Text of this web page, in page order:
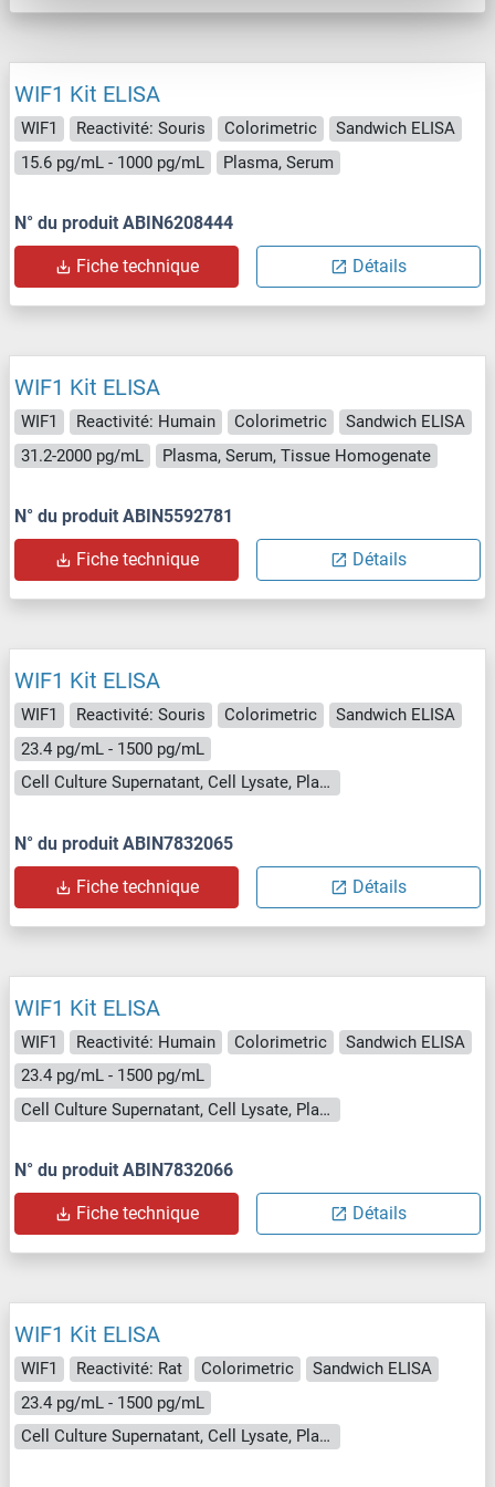
WIF1 Kit ELISA
WIF1 Reactivité: Souris Colorimetric
Sandwich ELISA
15.6 pg/mL - 1000 pg/mL
Plasma, Serum
N° du produit ABIN6208444
Fiche technique Détails
WIF1 Kit ELISA
WIF1 Reactivité: Humain Colorimetric
Sandwich ELISA
31.2-2000 pg/mL
Plasma, Serum, Tissue Homogenate
N° du produit ABIN5592781
Fiche technique Détails
WIF1 Kit ELISA
WIF1 Reactivité: Souris Colorimetric
Sandwich ELISA
23.4 pg/mL - 1500 pg/mL
Cell Culture Supernatant, Cell Lysate, Plasma (EDTA), Plasma (heparin), Serum
N° du produit ABIN7832065
Fiche technique Détails
WIF1 Kit ELISA
WIF1 Reactivité: Humain Colorimetric
Sandwich ELISA
23.4 pg/mL - 1500 pg/mL
Cell Culture Supernatant, Cell Lysate, Plasma (EDTA), Plasma (heparin), Serum
N° du produit ABIN7832066
Fiche technique Détails
WIF1 Kit ELISA
WIF1 Reactivité: Rat Colorimetric
Sandwich ELISA
23.4 pg/mL - 1500 pg/mL
Cell Culture Supernatant, Cell Lysate, Plasma (EDTA), Plasma (heparin), Serum